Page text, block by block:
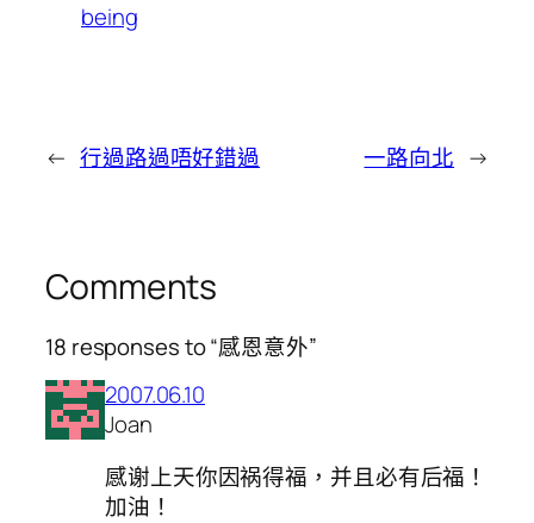
being
← 行過路過唔好錯過 一路向北 →
Comments
18 responses to “感恩意外”
2007.06.10
Joan
感谢上天你因祸得福，并且必有后福！
加油！